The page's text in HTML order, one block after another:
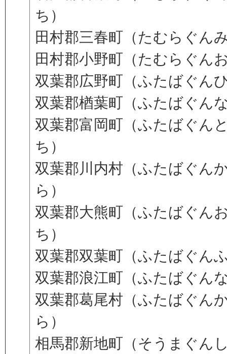
ち）
田村郡三春町（たむらぐん
田村郡小野町（たむらぐん
双葉郡広野町（ふたばぐん
双葉郡楢葉町（ふたばぐん
双葉郡富岡町（ふたばぐん
ち）
双葉郡川内村（ふたばぐん
ら）
双葉郡大熊町（ふたばぐん
ち）
双葉郡双葉町（ふたばぐん
双葉郡浪江町（ふたばぐん
双葉郡葛尾村（ふたばぐん
ら）
相馬郡新地町（そうまぐん